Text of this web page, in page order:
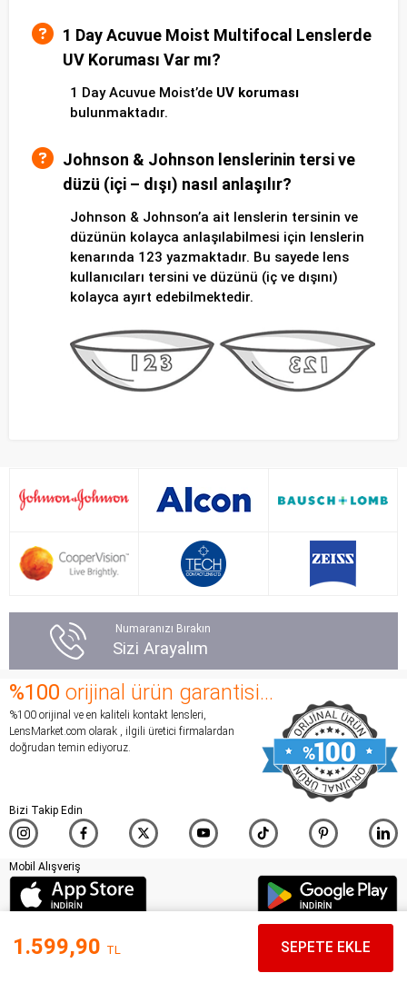
1.599,90 TL SEPETE EKLE
1 Day Acuvue Moist Multifocal Lenslerde
UV Koruması Var mı?
1 Day Acuvue Moist’de UV koruması
bulunmaktadır.
Johnson & Johnson lenslerinin tersi ve
düzü (içi – dışı) nasıl anlaşılır?
Johnson & Johnson’a ait lenslerin tersinin ve
düzünün kolayca anlaşılabilmesi için lenslerin
kenarında 123 yazmaktadır. Bu sayede lens
kullanıcıları tersini ve düzünü (iç ve dışını)
kolayca ayırt edebilmektedir.
Numaranızı Bırakın
Sizi Arayalım
%100 orijinal ürün garantisi...
%100 orijinal ve en kaliteli kontakt lensleri,
LensMarket.com olarak , ilgili üretici firmalardan
doğrudan temin ediyoruz.
Bizi Takip Edin
Mobil Alışveriş
LensMarket 2002-2026